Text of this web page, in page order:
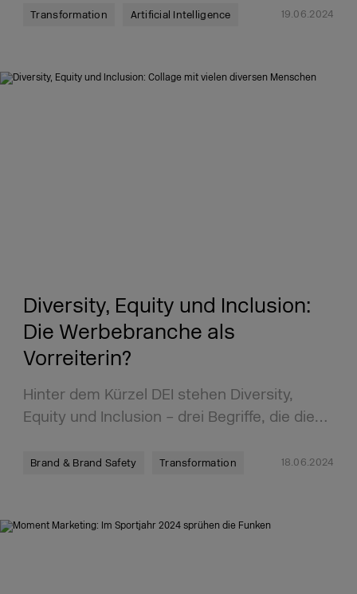
Transformation Artificial Intelligence 19.06.2024
Diversity, Equity und Inclusion:
Die Werbebranche als
Vorreiterin?
Hinter dem Kürzel DEI stehen Diversity,
Equity und Inclusion – drei Begriffe, die die…
Brand & Brand Safety Transformation 18.06.2024